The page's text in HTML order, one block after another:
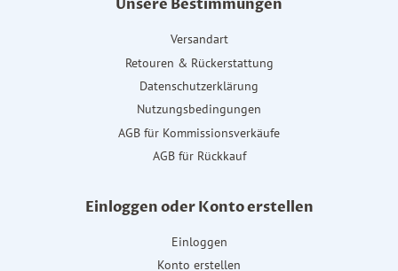
Unsere Bestimmungen
Versandart
Retouren & Rückerstattung
Datenschutzerklärung
Nutzungsbedingungen
AGB für Kommissionsverkäufe
AGB für Rückkauf
Einloggen oder Konto erstellen
Einloggen
Konto erstellen